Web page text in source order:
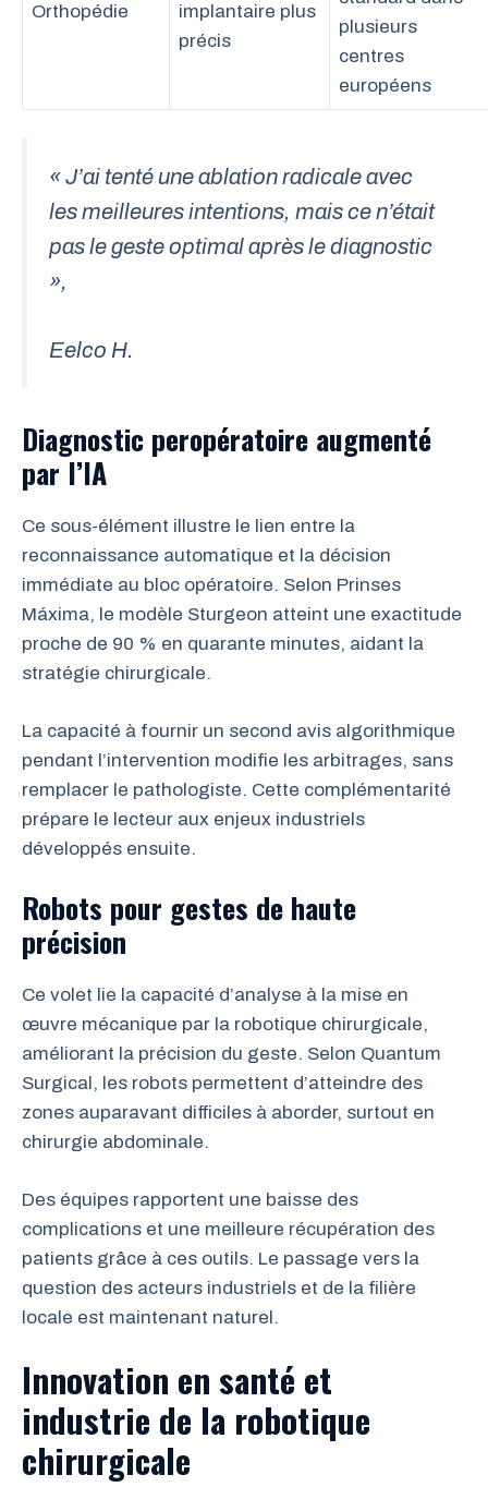
Orthopédie
implantaire plus
précis
plusieurs
centres
européens
« J’ai tenté une ablation radicale avec
les meilleures intentions, mais ce n’était
pas le geste optimal après le diagnostic
»,
Eelco H.
Diagnostic peropératoire augmenté
par l’IA
Ce sous-élément illustre le lien entre la
reconnaissance automatique et la décision
immédiate au bloc opératoire. Selon Prinses
Máxima, le modèle Sturgeon atteint une exactitude
proche de 90 % en quarante minutes, aidant la
stratégie chirurgicale.
La capacité à fournir un second avis algorithmique
pendant l’intervention modifie les arbitrages, sans
remplacer le pathologiste. Cette complémentarité
prépare le lecteur aux enjeux industriels
développés ensuite.
Robots pour gestes de haute
précision
Ce volet lie la capacité d’analyse à la mise en
œuvre mécanique par la robotique chirurgicale,
améliorant la précision du geste. Selon Quantum
Surgical, les robots permettent d’atteindre des
zones auparavant difficiles à aborder, surtout en
chirurgie abdominale.
Des équipes rapportent une baisse des
complications et une meilleure récupération des
patients grâce à ces outils. Le passage vers la
question des acteurs industriels et de la filière
locale est maintenant naturel.
Innovation en santé et
industrie de la robotique
chirurgicale